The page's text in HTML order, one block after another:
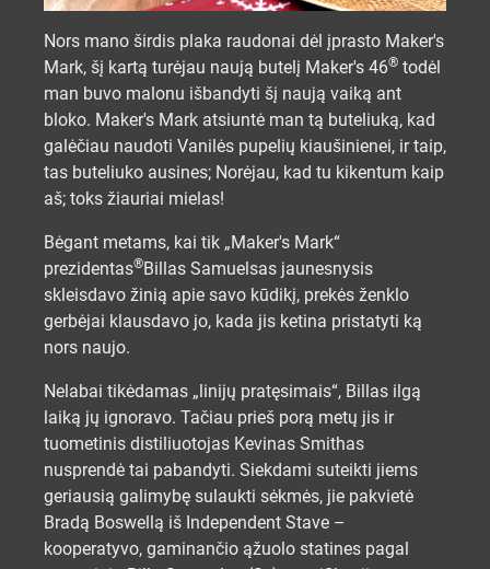
Nors mano širdis plaka raudonai dėl įprasto Maker's
Mark, šį kartą turėjau naują butelį Maker's 46® todėl
man buvo malonu išbandyti šį naują vaiką ant
bloko. Maker's Mark atsiuntė man tą buteliuką, kad
galėčiau naudoti Vanilės pupelių kiaušinienei, ir taip,
tas buteliuko ausines; Norėjau, kad tu kikentum kaip
aš; toks žiauriai mielas!
Bėgant metams, kai tik „Maker's Mark“
prezidentas®Billas Samuelsas jaunesnysis
skleisdavo žinią apie savo kūdikį, prekės ženklo
gerbėjai klausdavo jo, kada jis ketina pristatyti ką
nors naujo.
Nelabai tikėdamas „linijų pratęsimais“, Billas ilgą
laiką jų ignoravo. Tačiau prieš porą metų jis ir
tuometinis distiliuotojas Kevinas Smithas
nusprendė tai pabandyti. Siekdami suteikti jiems
geriausią galimybę sulaukti sėkmės, jie pakvietė
Bradą Boswellą iš Independent Stave –
kooperatyvo, gaminančio ąžuolo statines pagal